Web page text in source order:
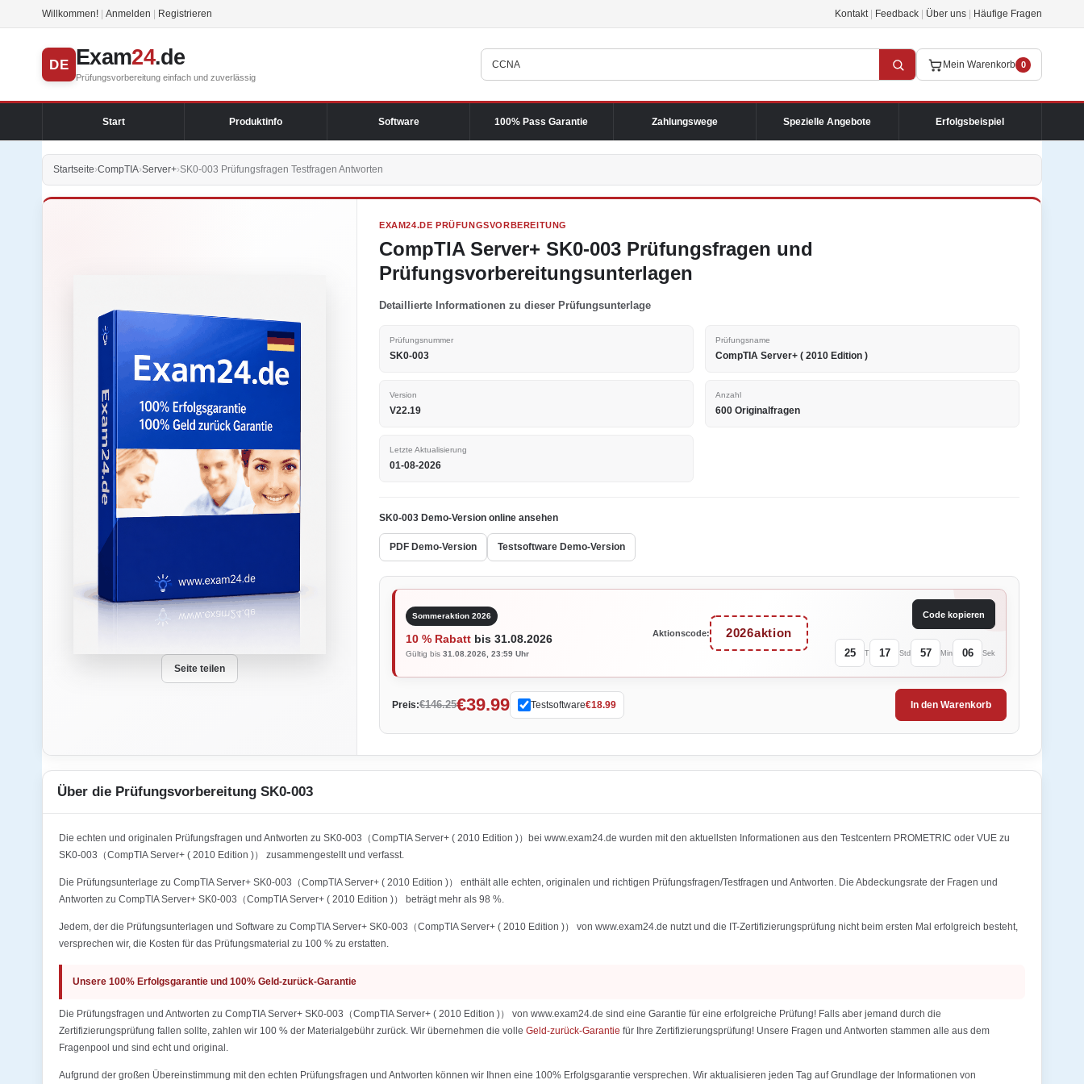
Willkommen! Anmelden Registrieren Kontakt Feedback Über uns Häufige Fragen
DE Exam24.de
Prüfungsvorbereitung einfach und zuverlässig
Mein Warenkorb 0
Start Produktinfo Software 100% Pass Garantie Zahlungswege Spezielle Angebote Erfolgsbeispiel
Startseite›CompTIA›Server+›SK0-003 Prüfungsfragen Testfragen Antworten
Seite teilen
EXAM24.DE PRÜFUNGSVORBEREITUNG
CompTIA Server+ SK0-003 Prüfungsfragen und
Prüfungsvorbereitungsunterlagen
Detaillierte Informationen zu dieser Prüfungsunterlage
Prüfungsnummer
SK0-003
Prüfungsname
CompTIA Server+ ( 2010 Edition )
Version
V22.19
Anzahl
600 Originalfragen
Letzte Aktualisierung
01-08-2026
SK0-003 Demo-Version online ansehen
PDF Demo-Version Testsoftware Demo-Version
Sommeraktion 2026
10 % Rabatt bis 31.08.2026
Gültig bis 31.08.2026, 23:59 Uhr
Aktionscode: 2026aktion
Code kopieren
25 T 17 Std 57 Min 06 Sek
Preis:€146.25€39.99 Testsoftware€18.99 In den Warenkorb
Über die Prüfungsvorbereitung SK0-003
Die echten und originalen Prüfungsfragen und Antworten zu SK0-003（CompTIA Server+ ( 2010 Edition )）bei www.exam24.de wurden mit den aktuellsten Informationen aus den Testcentern PROMETRIC oder VUE zu
SK0-003（CompTIA Server+ ( 2010 Edition )） zusammengestellt und verfasst.
Die Prüfungsunterlage zu CompTIA Server+ SK0-003（CompTIA Server+ ( 2010 Edition )） enthält alle echten, originalen und richtigen Prüfungsfragen/Testfragen und Antworten. Die Abdeckungsrate der Fragen und
Antworten zu CompTIA Server+ SK0-003（CompTIA Server+ ( 2010 Edition )） beträgt mehr als 98 %.
Jedem, der die Prüfungsunterlagen und Software zu CompTIA Server+ SK0-003（CompTIA Server+ ( 2010 Edition )） von www.exam24.de nutzt und die IT-Zertifizierungsprüfung nicht beim ersten Mal erfolgreich besteht,
versprechen wir, die Kosten für das Prüfungsmaterial zu 100 % zu erstatten.
Unsere 100% Erfolgsgarantie und 100% Geld-zurück-Garantie
Die Prüfungsfragen und Antworten zu CompTIA Server+ SK0-003（CompTIA Server+ ( 2010 Edition )） von www.exam24.de sind eine Garantie für eine erfolgreiche Prüfung! Falls aber jemand durch die
Zertifizierungsprüfung fallen sollte, zahlen wir 100 % der Materialgebühr zurück. Wir übernehmen die volle Geld-zurück-Garantie für Ihre Zertifizierungsprüfung! Unsere Fragen und Antworten stammen alle aus dem
Fragenpool und sind echt und original.
Aufgrund der großen Übereinstimmung mit den echten Prüfungsfragen und Antworten können wir Ihnen eine 100% Erfolgsgarantie versprechen. Wir aktualisieren jeden Tag auf Grundlage der Informationen von